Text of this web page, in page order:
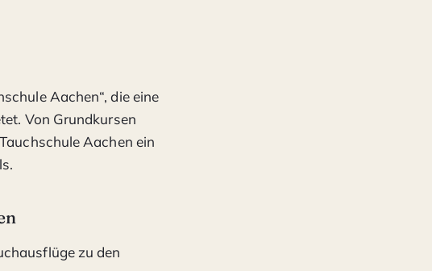
Aachen“, die eine
Von Grundkursen
Aachen ein
zu den